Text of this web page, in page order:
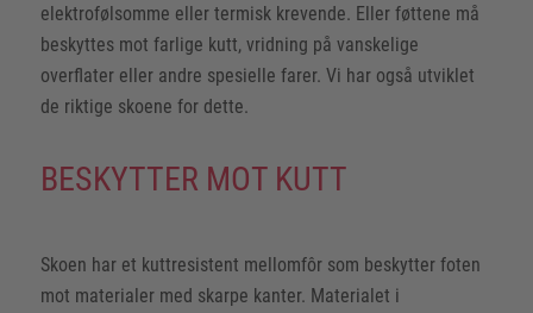
elektrofølsomme eller termisk krevende. Eller føttene må
beskyttes mot farlige kutt, vridning på vanskelige
overflater eller andre spesielle farer. Vi har også utviklet
de riktige skoene for dette.
BESKYTTER MOT KUTT
Skoen har et kuttresistent mellomfôr som beskytter foten
mot materialer med skarpe kanter. Materialet i